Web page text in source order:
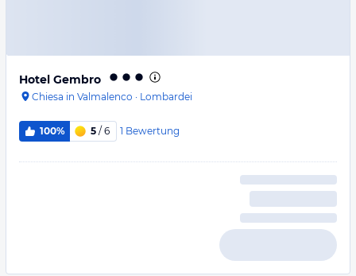
Hotel Gembro
Chiesa in Valmalenco · Lombardei
100% 5 / 6 1 Bewertung